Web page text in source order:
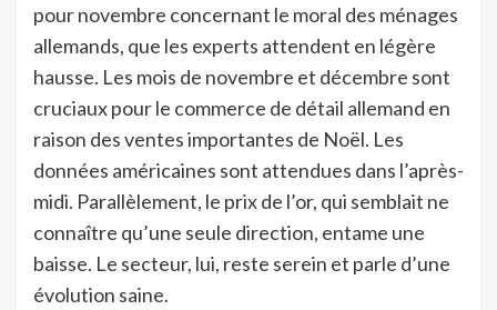
pour novembre concernant le moral des ménages
allemands, que les experts attendent en légère
hausse. Les mois de novembre et décembre sont
cruciaux pour le commerce de détail allemand en
raison des ventes importantes de Noël. Les
données américaines sont attendues dans l’après-
midi. Parallèlement, le prix de l’or, qui semblait ne
connaître qu’une seule direction, entame une
baisse. Le secteur, lui, reste serein et parle d’une
évolution saine.